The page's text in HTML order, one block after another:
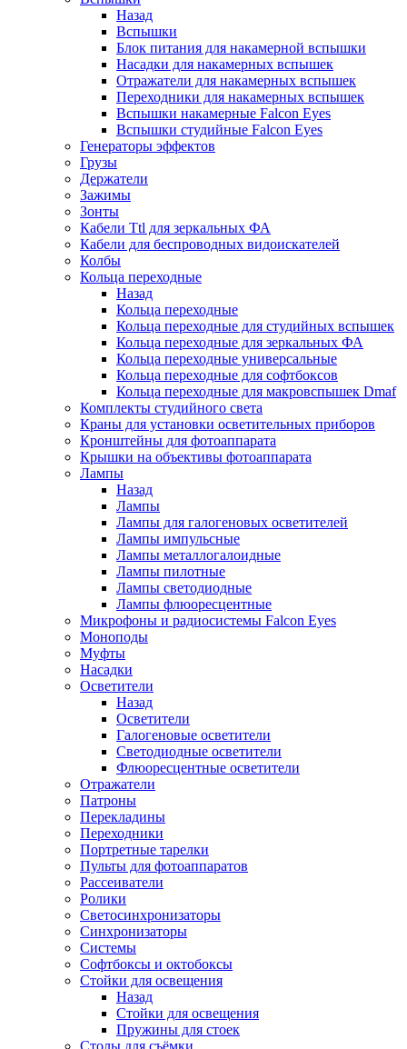
Назад
Вспышки
Блок питания для накамерной вспышки
Насадки для накамерных вспышек
Отражатели для накамерных вспышек
Переходники для накамерных вспышек
Вспышки накамерные Falcon Eyes
Вспышки студийные Falcon Eyes
Генераторы эффектов
Грузы
Держатели
Зажимы
Зонты
Кабели Ttl для зеркальных ФА
Кабели для беспроводных видоискателей
Колбы
Кольца переходные
Назад
Кольца переходные
Кольца переходные для студийных вспышек
Кольца переходные для зеркальных ФА
Кольца переходные универсальные
Кольца переходные для софтбоксов
Кольца переходные для макровспышек Dmaf
Комплекты студийного света
Краны для установки осветительных приборов
Кронштейны для фотоаппарата
Крышки на объективы фотоаппарата
Лампы
Назад
Лампы
Лампы для галогеновых осветителей
Лампы импульсные
Лампы металлогалоидные
Лампы пилотные
Лампы светодиодные
Лампы флюоресцентные
Микрофоны и радиосистемы Falcon Eyes
Моноподы
Муфты
Насадки
Осветители
Назад
Осветители
Галогеновые осветители
Светодиодные осветители
Флюоресцентные осветители
Отражатели
Патроны
Перекладины
Переходники
Портретные тарелки
Пульты для фотоаппаратов
Рассеиватели
Ролики
Светосинхронизаторы
Синхронизаторы
Системы
Софтбоксы и октобоксы
Стойки для освещения
Назад
Стойки для освещения
Пружины для стоек
Столы для съёмки